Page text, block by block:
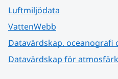
Luftmiljödata
VattenWebb
Datavärdskap, oceanografi
Datavärdskap för